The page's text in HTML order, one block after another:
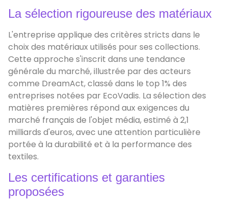
La sélection rigoureuse des matériaux
L'entreprise applique des critères stricts dans le
choix des matériaux utilisés pour ses collections.
Cette approche s'inscrit dans une tendance
générale du marché, illustrée par des acteurs
comme DreamAct, classé dans le top 1% des
entreprises notées par EcoVadis. La sélection des
matières premières répond aux exigences du
marché français de l'objet média, estimé à 2,1
milliards d'euros, avec une attention particulière
portée à la durabilité et à la performance des
textiles.
Les certifications et garanties
proposées